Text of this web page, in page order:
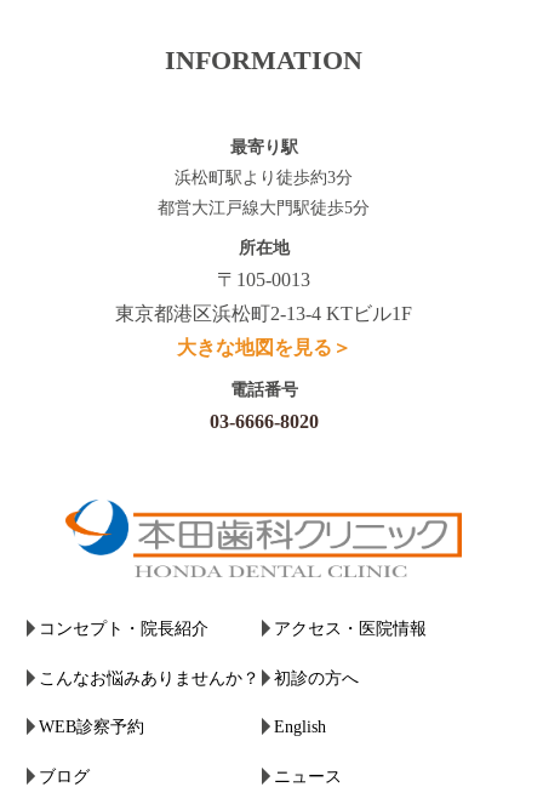
INFORMATION
最寄り駅
浜松町駅より徒歩約3分
都営大江戸線大門駅徒歩5分
所在地
〒105-0013
東京都港区浜松町2-13-4 KTビル1F
大きな地図を見る＞
電話番号
03-6666-8020
コンセプト・院長紹介 アクセス・医院情報
こんなお悩みありませんか？ 初診の方へ
WEB診察予約 English
ブログ ニュース